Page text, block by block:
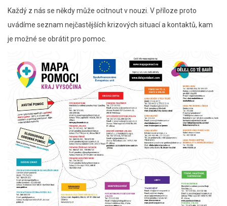
Každý z nás se někdy může ocitnout v nouzi. V příloze proto
uvádíme seznam nejčastějších krizových situací a kontaktů, kam
je možné se obrátit pro pomoc.